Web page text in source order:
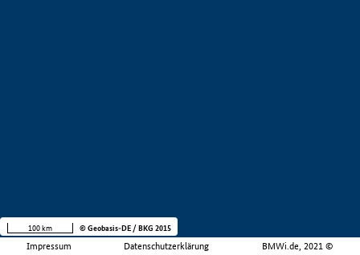
Impressum Datenschutzerklärung BMWi.de, 2021 ©
100 km © Geobasis-DE / BKG 2015